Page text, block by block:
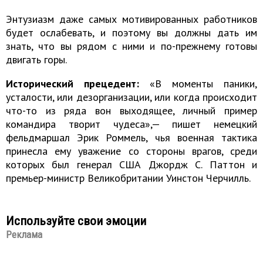
Энтузиазм даже самых мотивированных работников
будет ослабевать, и поэтому вы должны дать им
знать, что вы рядом с ними и по-прежнему готовы
двигать горы.
Исторический прецедент: «В моменты паники,
усталости, или дезорганизации, или когда происходит
что-то из ряда вон выходящее, личный пример
командира творит чудеса»,— пишет немецкий
фельдмаршал Эрик Роммель, чья военная тактика
принесла ему уважение со стороны врагов, среди
которых был генерал США Джордж С. Паттон и
премьер-министр Великобритании Уинстон Черчилль.
Используйте свои эмоции
Реклама